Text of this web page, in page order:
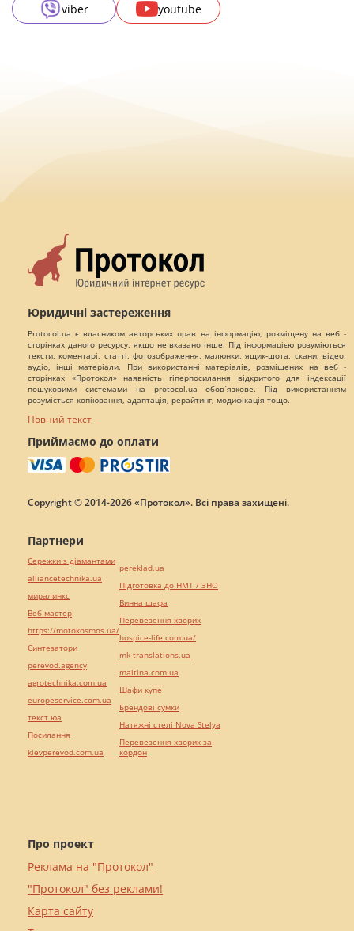
viber
youtube
Юридичні застереження
Protocol.ua є власником авторських прав на інформацію, розміщену на веб -
сторінках даного ресурсу, якщо не вказано інше. Під інформацією розуміються
тексти, коментарі, статті, фотозображення, малюнки, ящик-шота, скани, відео,
аудіо, інші матеріали. При використанні матеріалів, розміщених на веб -
сторінках «Протокол» наявність гіперпосилання відкритого для індексації
пошуковими системами на protocol.ua обов`язкове. Під використанням
розуміється копіювання, адаптація, рерайтинг, модифікація тощо.
Повний текст
Приймаємо до оплати
Copyright © 2014-2026 «Протокол». Всі права захищені.
Про проект
Реклама на "Протокол"
"Протокол" без реклами!
Карта сайту
Партнери
Сережки з діамантами
alliancetechnika.ua
миралинкс
Веб мастер
https://motokosmos.ua/
Синтезатори
perevod.agency
agrotechnika.com.ua
europeservice.com.ua
текст юа
Посилання
kievperevod.com.ua
pereklad.ua
Підготовка до НМТ / ЗНО
Винна шафа
Перевезення хворих
hospice-life.com.ua/
mk-translations.ua
maltina.com.ua
Шафи купе
Брендові сумки
Натяжні стелі Nova Stelya
Перевезення хворих за
кордон